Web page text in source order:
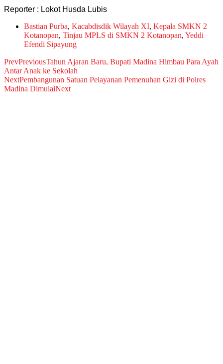
Reporter : Lokot Husda Lubis
Bastian Purba, Kacabdisdik Wilayah XI, Kepala SMKN 2
Kotanopan, Tinjau MPLS di SMKN 2 Kotanopan, Yeddi
Efendi Sipayung
PrevPreviousTahun Ajaran Baru, Bupati Madina Himbau Para Ayah
Antar Anak ke Sekolah
NextPembangunan Satuan Pelayanan Pemenuhan Gizi di Polres
Madina DimulaiNext